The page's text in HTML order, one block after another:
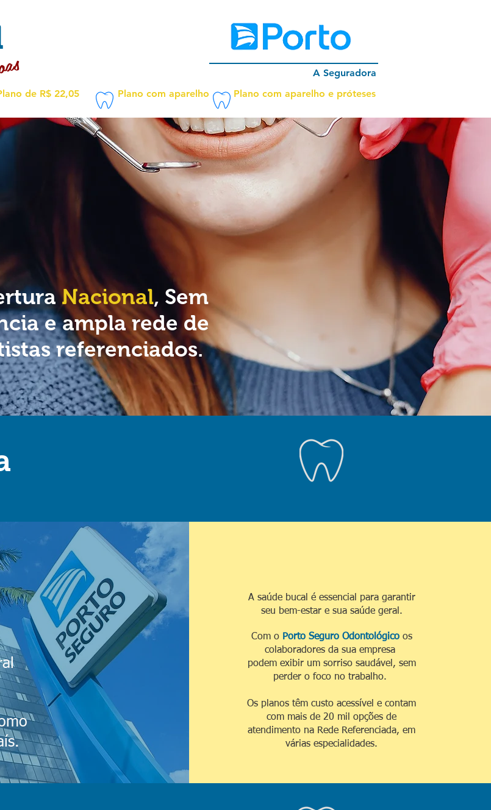
de R$ 22,05
A Seguradora
Plano com aparelho
Plano com aparelho e próteses
Nacional, Sem
e ampla rede de
referenciados.
A saúde bucal é essencial para garantir
seu bem-estar e sua saúde geral.
Com o Porto Seguro Odontológicoos
colaboradores da sua empresa
podem exibir um sorriso saudável, sem
perder o foco no trabalho.
Os planos têm custo acessível e contam
com mais de 20 mil opções de
atendimento na Rede Referenciada, em
várias especialidades.